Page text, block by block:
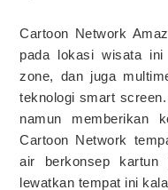
Cartoon Network
pada lokasi wisata ini
zone, dan juga
teknologi smart
namun memberikan
Cartoon Network
air berkonsep kartun
lewatkan tempat ini